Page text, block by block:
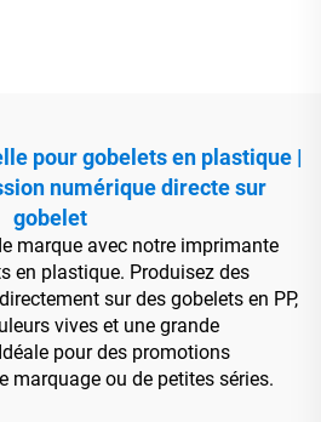
pour gobelets en plastique |
numérique directe sur
gobelet
marque avec notre imprimante
en plastique. Produisez des
sur des gobelets en PP,
vives et une grande
pour des promotions
marquage ou de petites séries.